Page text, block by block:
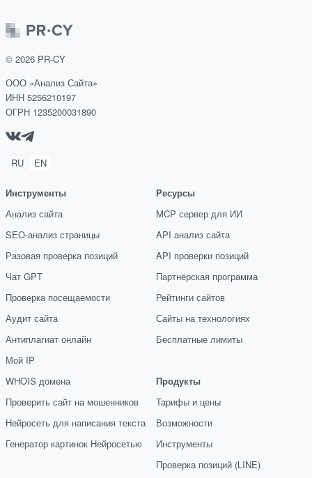
© 2026 PR-CY
ООО «Анализ Сайта»
ИНН 5256210197
ОГРН 1235200031890
RU EN
Инструменты
Анализ сайта
SEO-анализ страницы
Разовая проверка позиций
Чат GPT
Проверка посещаемости
Аудит сайта
Антиплагиат онлайн
Мой IP
WHOIS домена
Проверить сайт на мошенников
Нейросеть для написания текста
Генератор картинок Нейросетью
Ресурсы
MCP сервер для ИИ
API анализ сайта
API проверки позиций
Партнёрская программа
Рейтинги сайтов
Сайты на технологиях
Бесплатные лимиты
Продукты
Тарифы и цены
Возможности
Инструменты
Проверка позиций (LINE)